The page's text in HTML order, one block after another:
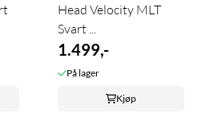
Head Velocity MLT
Svart ...
1.499,-
På lager
Kjøp